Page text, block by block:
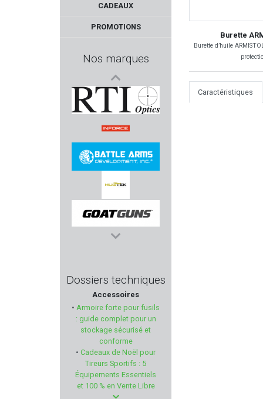
CADEAUX
PROMOTIONS
Nos marques
PREDATOR
RTI Optics
INFORCE
BATTLE ARMS
HUGTEK
GOAT GUNS
ESP
PARA ORDNANCE
TAURUS
H & N SPORT
Dossiers techniques
Accessoires
• Armoire forte pour fusils
: guide complet pour un
stockage sécurisé et
conforme
• Cadeaux de Noël pour
Tireurs Sportifs : 5
Équipements Essentiels
et 100 % en Vente Libre
Burette
Burette d’huile
Caractéristiques